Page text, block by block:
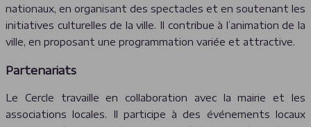
nationaux, en organisant des spectacles et en soutenant les
initiatives culturelles de la ville. Il contribue à l’animation de la
ville, en proposant une programmation variée et attractive.
Partenariats
Le Cercle travaille en collaboration avec la mairie et les
associations locales. Il participe à des événements locaux